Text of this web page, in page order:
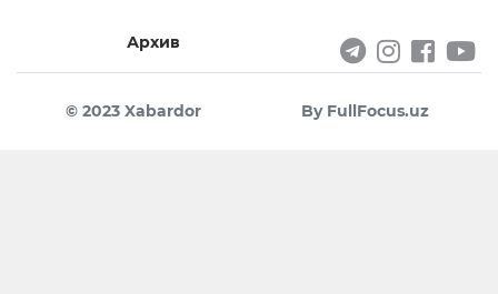
Архив
© 2023 Xabardor By FullFocus.uz